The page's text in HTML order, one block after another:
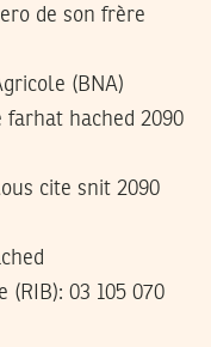
de son frère
(BNA)
farhat hached 2090
cite snit 2090
03 105 070